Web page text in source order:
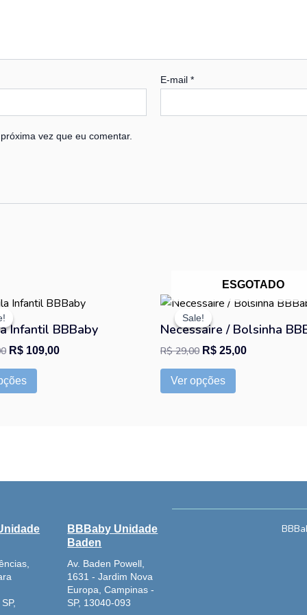
E-mail*
vez que eu comentar.
Infantil BBBaby
O
original
era:
R$ 129,00.
R$ 109,00
O
atual
R$ 109,00.
Este
tem
várias
variantes.
As
na
produto
Sale!
ESGOTADO
Sale!
Necessaire / Bolsinha
R$29,00
O
preço
original
era:
R$ 29,00.
R$ 25,00
O
atual
R$ 25,00.
Ver opções
Este
tem
várias
variantes.
As
na
BBBaby Unidade
Baden
Av. Baden Powell,
1631 - Jardim Nova
Europa, Campinas -
SP, 13040-093